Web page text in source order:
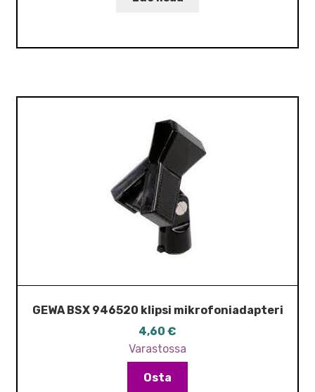
GEWA BSX 946520 klipsi mikrofoniadapteri
4,60 €
Varastossa
Osta